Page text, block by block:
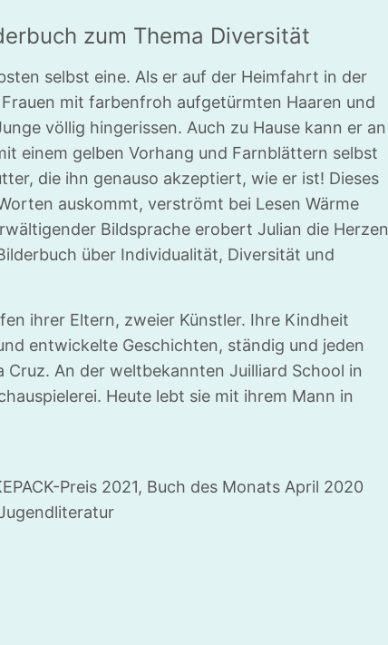
zum Thema Diversität
selbst eine. Als er auf der Heimfahrt in der
mit farbenfroh aufgetürmten Haaren und
völlig hingerissen. Auch zu Hause kann er an
einem gelben Vorhang und Farnblättern selbst
die ihn genauso akzeptiert, wie er ist! Dieses
auskommt, verströmt bei Lesen Wärme
Bildsprache erobert Julian die Herzen
über Individualität, Diversität und
ihrer Eltern, zweier Künstler. Ihre Kindheit
entwickelte Geschichten, ständig und jeden
An der weltbekannten Juilliard School in
Heute lebt sie mit ihrem Mann in
Preis 2021, Buch des Monats April 2020